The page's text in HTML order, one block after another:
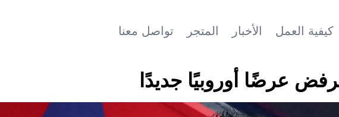
كيفية العمل الأخبار المتجر تواصل معنا
عرضًا أوروبيًا جديدًا